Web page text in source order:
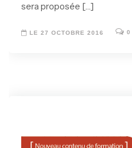
sera proposée […]
LE 27 OCTOBRE 2016 0